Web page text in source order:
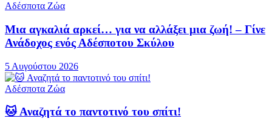
Αδέσποτα Ζώα
Μια αγκαλιά αρκεί… για να αλλάξει μια ζωή! – Γίνε
Ανάδοχος ενός Αδέσποτου Σκύλου
5 Αυγούστου 2026
Αδέσποτα Ζώα
🐱 Αναζητά το παντοτινό του σπίτι!